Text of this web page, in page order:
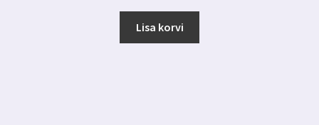
hind
oli:
7.99 €.
hind
3.99 €.
Lisa korvi